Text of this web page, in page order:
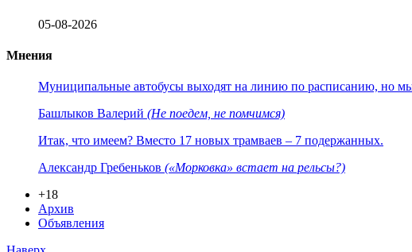
05-08-2026
Мнения
Муниципальные автобусы выходят на линию по расписанию, но мы
Башлыков Валерий (Не поедем, не помчимся)
Итак, что имеем? Вместо 17 новых трамваев – 7 подержанных.
Александр Гребеньков («Морковка» встает на рельсы?)
+18
Архив
Объявления